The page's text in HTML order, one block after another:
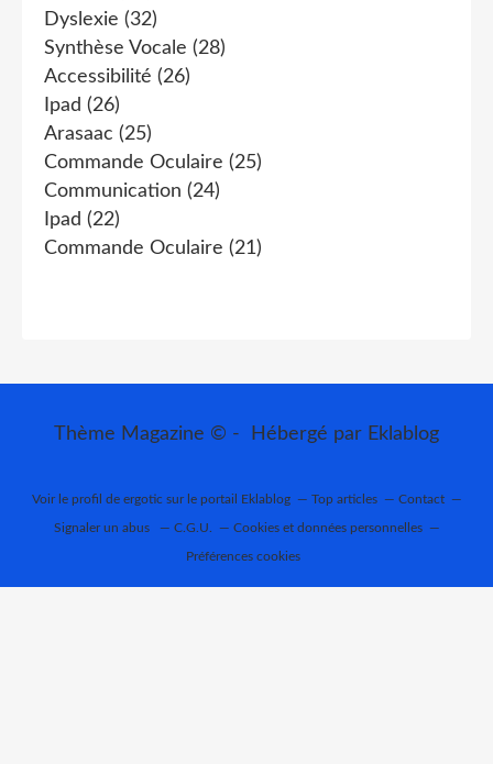
Dyslexie (32)
Synthèse Vocale (28)
Accessibilité (26)
Ipad (26)
Arasaac (25)
Commande Oculaire (25)
Communication (24)
Ipad (22)
Commande Oculaire (21)
Thème Magazine © - Hébergé par Eklablog
Voir le profil de ergotic sur le portail Eklablog Top articles Contact
Signaler un abus C.G.U. Cookies et données personnelles
Préférences cookies